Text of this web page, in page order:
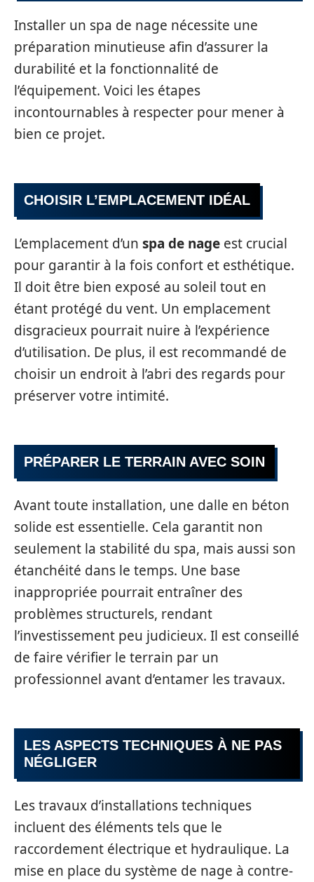
Installer un spa de nage nécessite une
préparation minutieuse afin d’assurer la
durabilité et la fonctionnalité de
l’équipement. Voici les étapes
incontournables à respecter pour mener à
bien ce projet.
CHOISIR L’EMPLACEMENT IDÉAL
L’emplacement d’un spa de nage est crucial
pour garantir à la fois confort et esthétique.
Il doit être bien exposé au soleil tout en
étant protégé du vent. Un emplacement
disgracieux pourrait nuire à l’expérience
d’utilisation. De plus, il est recommandé de
choisir un endroit à l’abri des regards pour
préserver votre intimité.
PRÉPARER LE TERRAIN AVEC SOIN
Avant toute installation, une dalle en béton
solide est essentielle. Cela garantit non
seulement la stabilité du spa, mais aussi son
étanchéité dans le temps. Une base
inappropriée pourrait entraîner des
problèmes structurels, rendant
l’investissement peu judicieux. Il est conseillé
de faire vérifier le terrain par un
professionnel avant d’entamer les travaux.
LES ASPECTS TECHNIQUES À NE PAS
NÉGLIGER
Les travaux d’installations techniques
incluent des éléments tels que le
raccordement électrique et hydraulique. La
mise en place du système de nage à contre-